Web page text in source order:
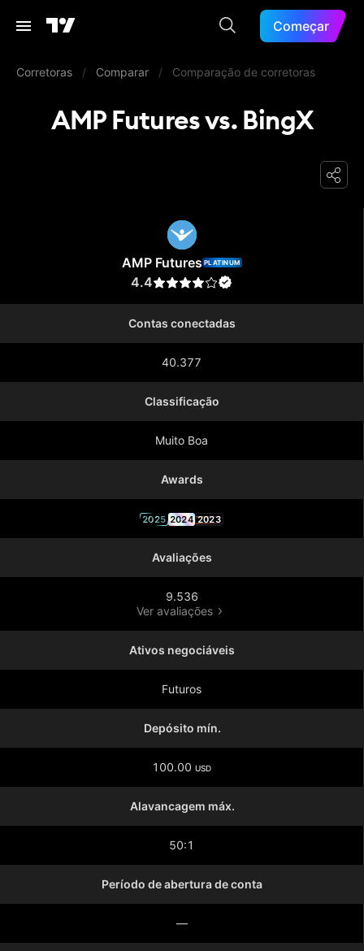
Começar
Corretoras / Comparar / Comparação de corretoras
AMP Futures vs. BingX
AMP Futures PLATINUM
4.4
Contas conectadas
40.377
Classificação
Muito Boa
Awards
2025 2024 2023
Avaliações
9.536
Ver avaliações
Ativos negociáveis
Futuros
Depósito mín.
100.00 USD
Alavancagem máx.
50:1
Período de abertura de conta
—